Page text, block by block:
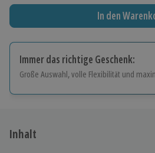
In den
Immer das richtige Geschenk:
Große Auswahl, volle Flexibilität und
Jeder Gutschein für alle Erlebnisse
Inhalt